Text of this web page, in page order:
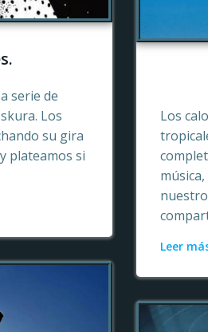
serie de
Los
su gira
plateamos si
Los
Leer